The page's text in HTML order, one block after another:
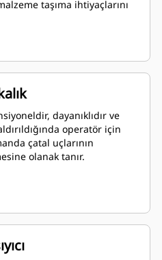
taşıma ihtiyaçlarını
dayanıklıdır ve
operatör için
çatal uçlarının
olanak tanır.